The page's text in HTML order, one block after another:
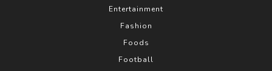
Entertainment
Fashion
Foods
Football